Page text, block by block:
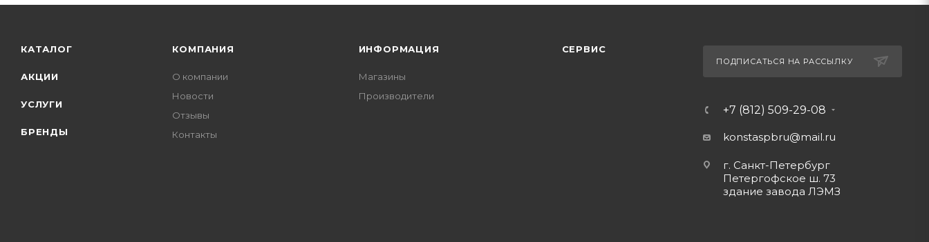
КАТАЛОГ
АКЦИИ
УСЛУГИ
БРЕНДЫ
КОМПАНИЯ
О компании
Новости
Отзывы
Контакты
ИНФОРМАЦИЯ
Магазины
Производители
СЕРВИС
ПОДПИСАТЬСЯ НА РАССЫЛКУ
+7 (812) 509-29-08
konstaspbru@mail.ru
г. Санкт-Петербург
Петергофское ш. 73
здание завода ЛЭМЗ